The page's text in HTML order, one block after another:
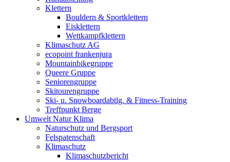
Klettern
Bouldern & Sportklettern
Eisklettern
Wettkampfklettern
Klimaschutz AG
ecopoint frankenjura
Mountainbikegruppe
Queere Gruppe
Seniorengruppe
Skitourengruppe
Ski- u. Snowboardabtlg. & Fitness-Training
Treffpunkt Berge
Umwelt Natur Klima
Naturschutz und Bergsport
Felspatenschaft
Klimaschutz
Klimaschutzbericht